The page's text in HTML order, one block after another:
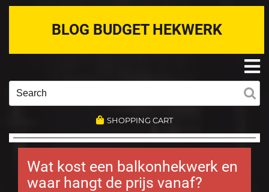
Skip
BLOG BUDGET HEKWERK
SHOPPING CART
Wat kost een balkonhekwerk en
waar hangt de prijs vanaf?